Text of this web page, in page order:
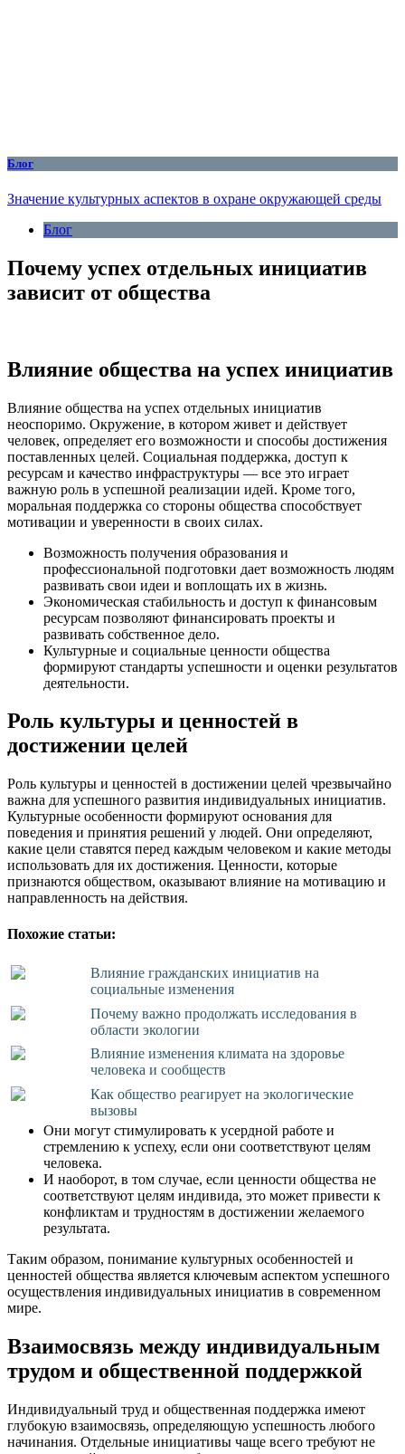
Блог
Значение культурных аспектов в охране окружающей среды
Блог
Почему успех отдельных инициатив
зависит от общества
Влияние общества на успех инициатив
Влияние общества на успех отдельных инициатив
неоспоримо. Окружение, в котором живет и действует
человек, определяет его возможности и способы достижения
поставленных целей. Социальная поддержка, доступ к
ресурсам и качество инфраструктуры — все это играет
важную роль в успешной реализации идей. Кроме того,
моральная поддержка со стороны общества способствует
мотивации и уверенности в своих силах.
Возможность получения образования и
профессиональной подготовки дает возможность людям
развивать свои идеи и воплощать их в жизнь.
Экономическая стабильность и доступ к финансовым
ресурсам позволяют финансировать проекты и
развивать собственное дело.
Культурные и социальные ценности общества
формируют стандарты успешности и оценки результатов
деятельности.
Роль культуры и ценностей в
достижении целей
Роль культуры и ценностей в достижении целей чрезвычайно
важна для успешного развития индивидуальных инициатив.
Культурные особенности формируют основания для
поведения и принятия решений у людей. Они определяют,
какие цели ставятся перед каждым человеком и какие методы
использовать для их достижения. Ценности, которые
признаются обществом, оказывают влияние на мотивацию и
направленность на действия.
Похожие статьи:
Влияние гражданских инициатив на
социальные изменения
Почему важно продолжать исследования в
области экологии
Влияние изменения климата на здоровье
человека и сообществ
Как общество реагирует на экологические
вызовы
Они могут стимулировать к усердной работе и
стремлению к успеху, если они соответствуют целям
человека.
И наоборот, в том случае, если ценности общества не
соответствуют целям индивида, это может привести к
конфликтам и трудностям в достижении желаемого
результата.
Таким образом, понимание культурных особенностей и
ценностей общества является ключевым аспектом успешного
осуществления индивидуальных инициатив в современном
мире.
Взаимосвязь между индивидуальным
трудом и общественной поддержкой
Индивидуальный труд и общественная поддержка имеют
глубокую взаимосвязь, определяющую успешность любого
начинания. Отдельные инициативы чаще всего требуют не